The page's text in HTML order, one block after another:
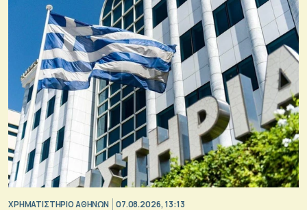
XΡΗΜΑΤΙΣΤΗΡΙΟ ΑΘΗΝΩΝ 07.08.2026, 13:13